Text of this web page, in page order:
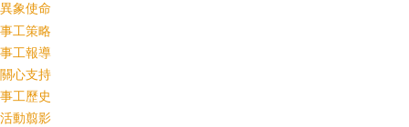
異象使命
事工策略
事工報導
關心支持
事工歷史
活動翦影